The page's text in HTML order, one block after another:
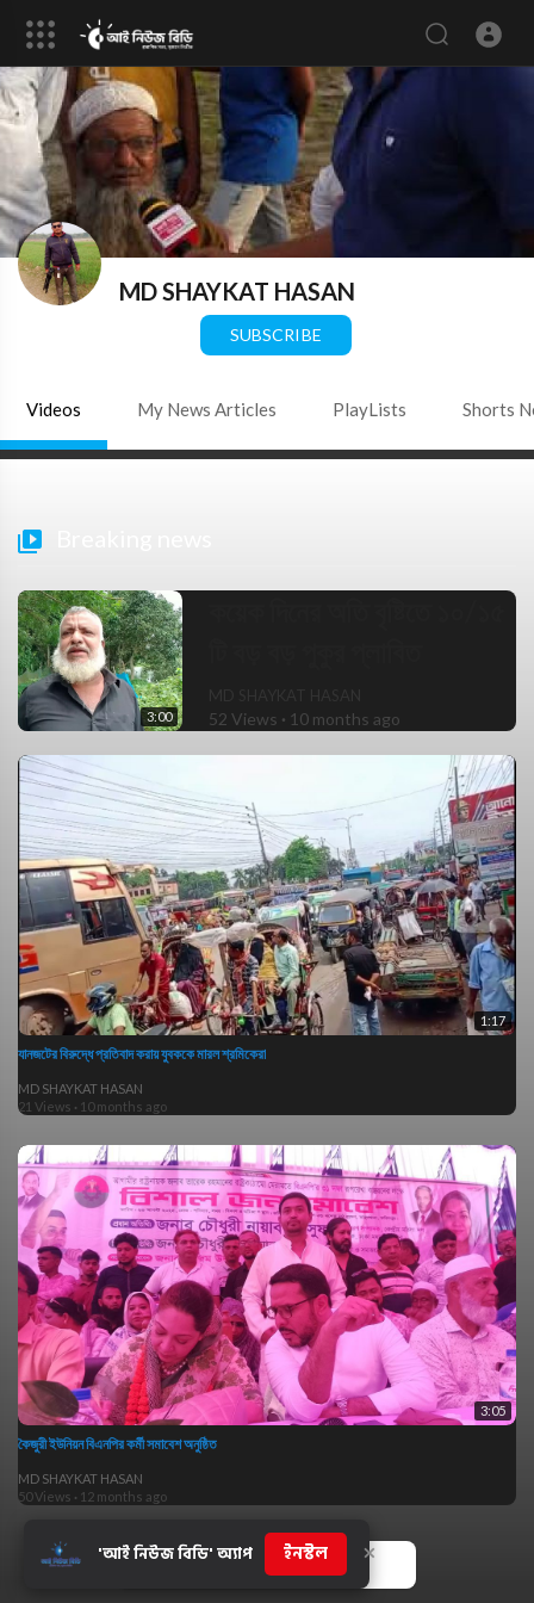
'আই নিউজ বিডি' অ্যাপ ইনস্টল ×
MD SHAYKAT HASAN
SUBSCRIBE
Videos My News Articles PlayLists Shorts
3:00 52 Views · 10 months ago
1:17
যানজটের বিরুদ্ধে প্রতিবাদ করায় যুবককে মারল শ্রমিকেরা
MD SHAYKAT HASAN
21 Views · 10 months ago
3:05
কৈজুরী ইউনিয়ন বিএনপির কর্মী সমাবেশ অনুষ্ঠিত
MD SHAYKAT HASAN
50 Views · 12 months ago
Show more